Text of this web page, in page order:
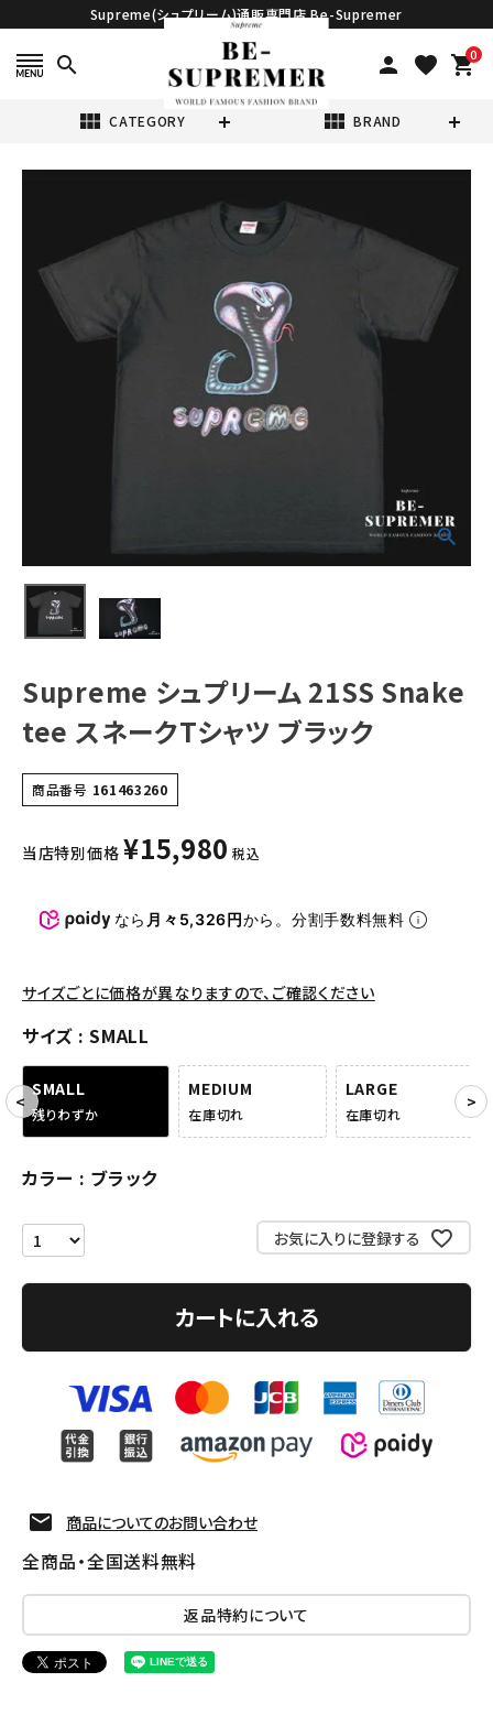
Supreme(シュプリーム)通販専門店 Be-Supremer
search person favorite 0
shopping_cart
view_module CATEGORY view_module BRAND
CATEGORY
Tシャツ・ロングスリーブ
ジャケット・アウター
ニット帽・ビーニー
バックパック・リュック
パンツ・ショーツ
アクセサリー
COLLABORATION BRAND
SEASON
CONTENTS
ACCOUNT MENU
person 会員登録
Follow us
Supreme シュプリーム 21SS Snake
tee スネークTシャツ ブラック
商品番号 161463260
当店特別価格 ¥15,980 税込
なら 月々5,326円から。分割手数料無料
サイズごとに価格が異なりますので、ご確認ください
サイズ SMALL
SMALL
残りわずか
MEDIUM
在庫切れ
LARGE
在庫切れ
カラー ブラック
お気に入りに登録する
カートに入れる
商品についてのお問い合わせ
全商品・全国送料無料
返品特約について